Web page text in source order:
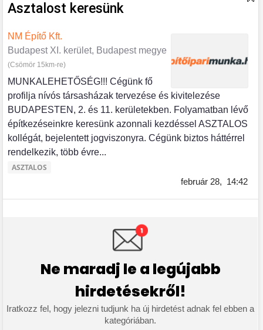
Asztalost keresünk
NM Építő Kft.
Budapest XI. kerület, Budapest megye
(Csömör 15km-re)
MUNKALEHETŐSÉG!!! Cégünk fő
profilja nívós társasházak tervezése és kivitelezése
BUDAPESTEN, 2. és 11. kerületekben. Folyamatban lévő
építkezéseinkre keresünk azonnali kezdéssel ASZTALOS
kollégát, bejelentett jogviszonyra. Cégünk biztos háttérrel
rendelkezik, több évre...
ASZTALOS
február 28, 14:42
Ne maradj le a legújabb
hirdetésekről!
Iratkozz fel, hogy jelezni tudjunk ha új hirdetést adnak fel ebben a
kategóriában.